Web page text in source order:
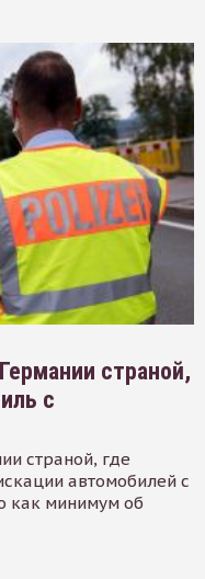
страной,
с
страной, где
автомобилей с
как минимум об